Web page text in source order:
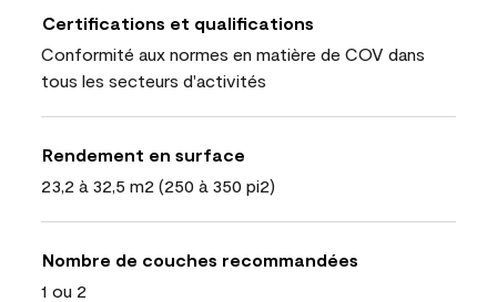
Certifications et qualifications
Conformité aux normes en matière de COV dans
tous les secteurs d'activités
Rendement en surface
23,2 à 32,5 m2 (250 à 350 pi2)
Nombre de couches recommandées
1 ou 2